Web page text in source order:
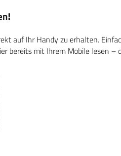
auf Ihr Handy zu erhalten.
bereits mit Ihrem Mobile lesen –